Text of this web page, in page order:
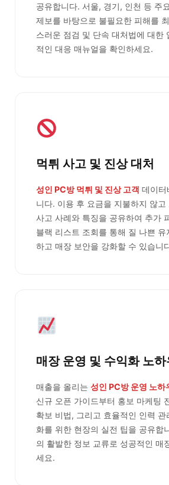
공유합니다. 서울, 경기, 인천 등 주
제보를 바탕으로 불필요한 피해를
스러운 점검 및 단속 대처법에 대한
적인 대응 매뉴얼을 확인하세요.
먹튀 사고 및 진상 대처
성인 PC방 먹튀 및 진상 고객 데이터
니다. 이용 후 요금을 지불하지 않고
사고 사례와 특징을 공유하여 추가
블랙 리스트 조회를 통해 질 나쁜
하고 매장 보안을 강화할 수 있습니
매장 운영 및 수익화 노하
매출을 올리는 성인 PC방 운영 노하
신규 오픈 가이드부터 홍보 마케팅
확보 비법, 그리고 효율적인 인력 관
화를 위한 현장의 실전 팁을 공유합
의 활발한 정보 교류로 성공적인 매
세요.